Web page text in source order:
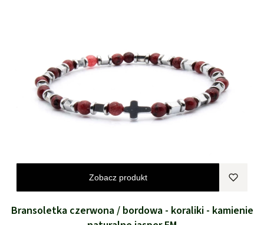
Zobacz produkt
Bransoletka czerwona / bordowa - koraliki - kamienie